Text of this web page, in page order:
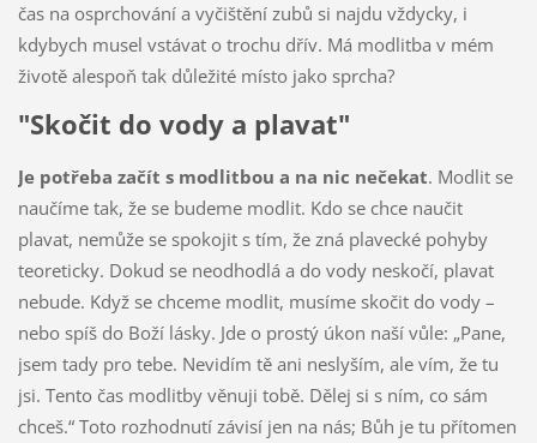
čas na osprchování a vyčištění zubů si najdu vždycky, i
kdybych musel vstávat o trochu dřív. Má modlitba v mém
životě alespoň tak důležité místo jako sprcha?
"Skočit do vody a plavat"
Je potřeba začít s modlitbou a na nic nečekat. Modlit se
naučíme tak, že se budeme modlit. Kdo se chce naučit
plavat, nemůže se spokojit s tím, že zná plavecké pohyby
teoreticky. Dokud se neodhodlá a do vody neskočí, plavat
nebude. Když se chceme modlit, musíme skočit do vody –
nebo spíš do Boží lásky. Jde o prostý úkon naší vůle: „Pane,
jsem tady pro tebe. Nevidím tě ani neslyším, ale vím, že tu
jsi. Tento čas modlitby věnuji tobě. Dělej si s ním, co sám
chceš.“ Toto rozhodnutí závisí jen na nás; Bůh je tu přítomen